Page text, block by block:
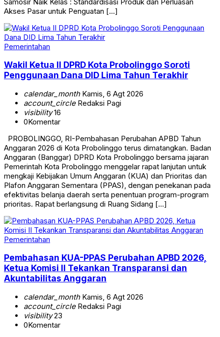
Akses Pasar untuk Penguatan […]
Pemerintahan
Wakil Ketua II DPRD Kota Probolinggo Soroti
Penggunaan Dana DID Lima Tahun Terakhir
calendar_monthKamis, 6 Agt 2026
account_circleRedaksi Pagi
visibility16
0Komentar
PROBOLINGGO, RI-Pembahasan Perubahan APBD Tahun
Anggaran 2026 di Kota Probolinggo terus dimatangkan. Badan
Anggaran (Banggar) DPRD Kota Probolinggo bersama jajaran
Pemerintah Kota Probolinggo menggelar rapat lanjutan untuk
mengkaji Kebijakan Umum Anggaran (KUA) dan Prioritas dan
Plafon Anggaran Sementara (PPAS), dengan penekanan pada
efektivitas belanja daerah serta penentuan program-program
prioritas. Rapat berlangsung di Ruang Sidang […]
Pemerintahan
Pembahasan KUA-PPAS Perubahan APBD 2026,
Ketua Komisi II Tekankan Transparansi dan
Akuntabilitas Anggaran
calendar_monthKamis, 6 Agt 2026
account_circleRedaksi Pagi
visibility23
0Komentar